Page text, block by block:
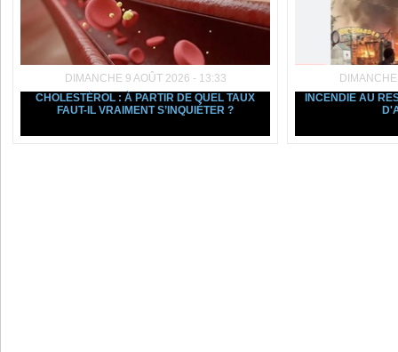
DIMANCHE 9 AOÛT 2026 - 13:33
CHOLESTÉROL : À PARTIR DE QUEL TAUX
FAUT-IL VRAIMENT S’INQUIÉTER ?
INCENDIE AU